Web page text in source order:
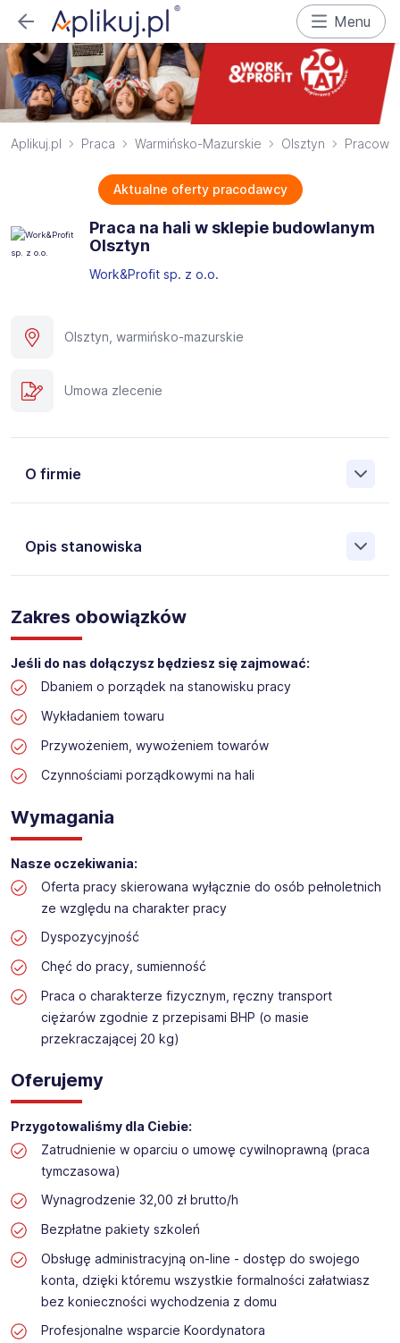
Menu
Aplikuj.pl Praca Warmińsko-Mazurskie Olsztyn
Aktualne oferty pracodawcy
Praca na hali w sklepie budowlanym
Olsztyn
Work&Profit sp. z o.o.
Olsztyn, warmińsko-mazurskie
Umowa zlecenie
O firmie
Opis stanowiska
Pośrednictwa Pracy i Doradztwa Personalnego Work &
Profit jest obecnie jedną z największych niezależnych
polskich agencji zatrudnienia. W ciągu wielu lat naszej
działalności daliśmy pracę przeszło 50 000 pracowników
w całym kraju. Skutecznie znajdujemy pracowników dla
największych firm, jak również małych rodzinnych
przedsiębiorstw w Polsce. Agencja jest wpisana pod nr
stanowisko:
Lokalizacja: Olsztyn
Zakres obowiązków
Jeśli do nas dołączysz będziesz się zajmować:
Dbaniem o porządek na stanowisku pracy
Wykładaniem towaru
Przywożeniem, wywożeniem towarów
Czynnościami porządkowymi na hali
Wymagania
Nasze oczekiwania:
Oferta pracy skierowana wyłącznie do osób pełnoletnich
ze względu na charakter pracy
Dyspozycyjność
Chęć do pracy, sumienność
Praca o charakterze fizycznym, ręczny transport
ciężarów zgodnie z przepisami BHP (o masie
przekraczającej 20 kg)
Oferujemy
Przygotowaliśmy dla Ciebie:
Zatrudnienie w oparciu o umowę cywilnoprawną (praca
tymczasowa)
Wynagrodzenie 32,00 zł brutto/h
Bezpłatne pakiety szkoleń
Obsługę administracyjną on-line - dostęp do swojego
konta, dzięki któremu wszystkie formalności załatwiasz
bez konieczności wychodzenia z domu
Profesjonalne wsparcie Koordynatora